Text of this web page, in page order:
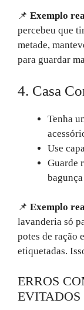
📌 Exemplo
percebeu que
metade,
para guardar
4. Casa
Tenha
Use
Guarde
📌 Exemplo
lavanderia só
potes de ração
etiquetadas.
ERROS
EVITADOS